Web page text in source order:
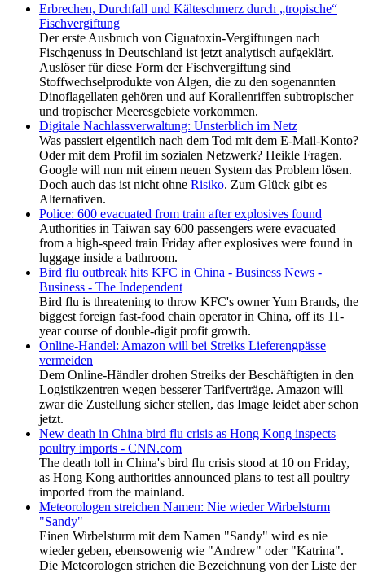
Erbrechen, Durchfall und Kälteschmerz durch „tropische“
Fischvergiftung
Der erste Ausbruch von Ciguatoxin-Vergiftungen nach
Fischgenuss in Deutschland ist jetzt analytisch aufgeklärt.
Auslöser für diese Form der Fischvergiftung sind
Stoffwechselprodukte von Algen, die zu den sogenannten
Dinoflagellaten gehören und auf Korallenriffen subtropischer
und tropischer Meeresgebiete vorkommen.
Digitale Nachlassverwaltung: Unsterblich im Netz
Was passiert eigentlich nach dem Tod mit dem E-Mail-Konto?
Oder mit dem Profil im sozialen Netzwerk? Heikle Fragen.
Google will nun mit einem neuen System das Problem lösen.
Doch auch das ist nicht ohne Risiko. Zum Glück gibt es
Alternativen.
Police: 600 evacuated from train after explosives found
Authorities in Taiwan say 600 passengers were evacuated
from a high-speed train Friday after explosives were found in
luggage inside a bathroom.
Bird flu outbreak hits KFC in China - Business News -
Business - The Independent
Bird flu is threatening to throw KFC's owner Yum Brands, the
biggest foreign fast-food chain operator in China, off its 11-
year course of double-digit profit growth.
Online-Handel: Amazon will bei Streiks Lieferengpässe
vermeiden
Dem Online-Händler drohen Streiks der Beschäftigten in den
Logistikzentren wegen besserer Tarifverträge. Amazon will
zwar die Zustellung sicher stellen, das Image leidet aber schon
jetzt.
New death in China bird flu crisis as Hong Kong inspects
poultry imports - CNN.com
The death toll in China's bird flu crisis stood at 10 on Friday,
as Hong Kong authorities announced plans to test all poultry
imported from the mainland.
Meteorologen streichen Namen: Nie wieder Wirbelsturm
"Sandy"
Einen Wirbelsturm mit dem Namen "Sandy" wird es nie
wieder geben, ebensowenig wie "Andrew" oder "Katrina".
Die Meteorologen strichen die Bezeichnung von der Liste der